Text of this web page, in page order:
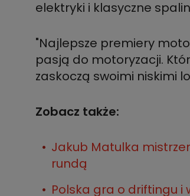
"Najlepsze premiery
pasją do motoryzacji.
Zobacz także:
Jakub Matulka
rundą
Polska gra o driftingu i